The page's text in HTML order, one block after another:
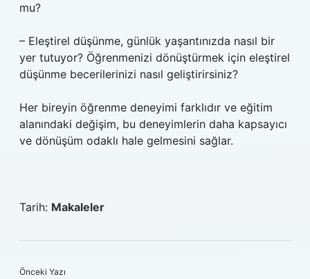
mu?
– Eleştirel düşünme, günlük yaşantınızda nasıl bir
yer tutuyor? Öğrenmenizi dönüştürmek için eleştirel
düşünme becerilerinizi nasıl geliştirirsiniz?
Her bireyin öğrenme deneyimi farklıdır ve eğitim
alanındaki değişim, bu deneyimlerin daha kapsayıcı
ve dönüşüm odaklı hale gelmesini sağlar.
Tarih: Makaleler
Önceki Yazı